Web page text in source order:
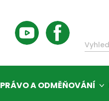
PRÁVO A ODMĚŇOVÁNÍ